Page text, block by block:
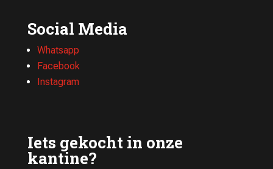
Social Media
Whatsapp
Facebook
Instagram
Iets gekocht in onze
kantine?